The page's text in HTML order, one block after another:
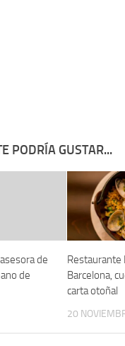
PODRÍA GUSTAR...
de
de
Restaurante
Barcelona,
carta otoñal
20